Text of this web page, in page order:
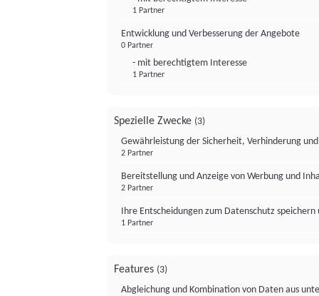
1 Partner
Entwicklung und Verbesserung der Angebote
0 Partner
- mit berechtigtem Interesse
1 Partner
Spezielle Zwecke (3)
Gewährleistung der Sicherheit, Verhinderung
2 Partner
Bereitstellung und Anzeige von Werbung und
2 Partner
Ihre Entscheidungen zum Datenschutz
1 Partner
Features (3)
Abgleichung und Kombination von Daten aus